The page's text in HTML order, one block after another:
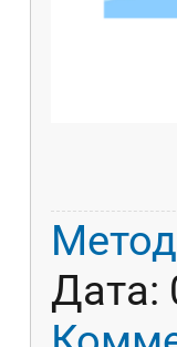
Дата: